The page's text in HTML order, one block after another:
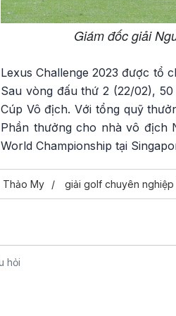
Giám đốc giải
Lexus Challenge 2023 được tổ
Sau vòng đấu thứ 2 (22/02),
Cúp Vô địch. Với tổng quỹ
Phần thưởng cho nhà vô địch
World Championship tại
Thảo My giải golf chuyên